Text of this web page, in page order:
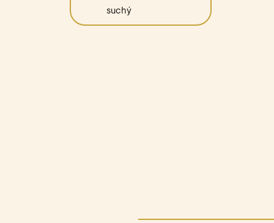
suchý